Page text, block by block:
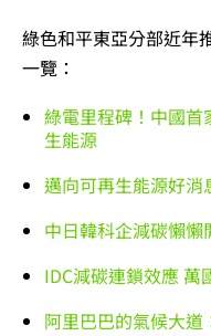
綠色和平東亞分部近年
一覽：
綠電里程碑！中國
生能源
邁向可再生能源好
中日韓科企減碳懶
IDC減碳連鎖效應
阿里巴巴的氣候大